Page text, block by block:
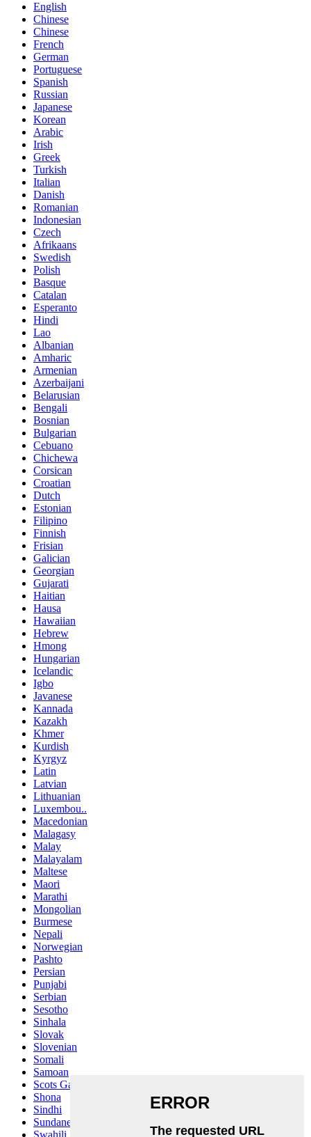
English
Chinese
Chinese
French
German
Portuguese
Spanish
Russian
Japanese
Korean
Arabic
Irish
Greek
Turkish
Italian
Danish
Romanian
Indonesian
Czech
Afrikaans
Swedish
Polish
Basque
Catalan
Esperanto
Hindi
Lao
Albanian
Amharic
Armenian
Azerbaijani
Belarusian
Bengali
Bosnian
Bulgarian
Cebuano
Chichewa
Corsican
Croatian
Dutch
Estonian
Filipino
Finnish
Frisian
Galician
Georgian
Gujarati
Haitian
Hausa
Hawaiian
Hebrew
Hmong
Hungarian
Icelandic
Igbo
Javanese
Kannada
Kazakh
Khmer
Kurdish
Kyrgyz
Latin
Latvian
Lithuanian
Luxembou..
Macedonian
Malagasy
Malay
Malayalam
Maltese
Maori
Marathi
Mongolian
Burmese
Nepali
Norwegian
Pashto
Persian
Punjabi
Serbian
Sesotho
Sinhala
Slovak
Slovenian
Somali
Samoan
Scots Gaelic
Shona
Sindhi
Sundanese
Swahili